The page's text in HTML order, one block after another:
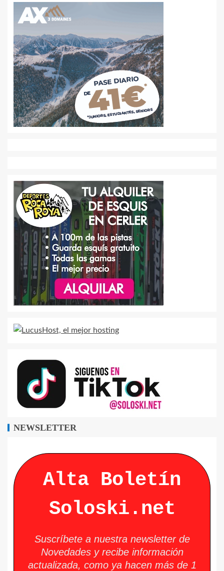
NEWSLETTER
Alta Boletín
Soloski.net
Suscríbete a nuestra newsletter de
Novedades y recibe información
actualizada, como ya hacen más de 1